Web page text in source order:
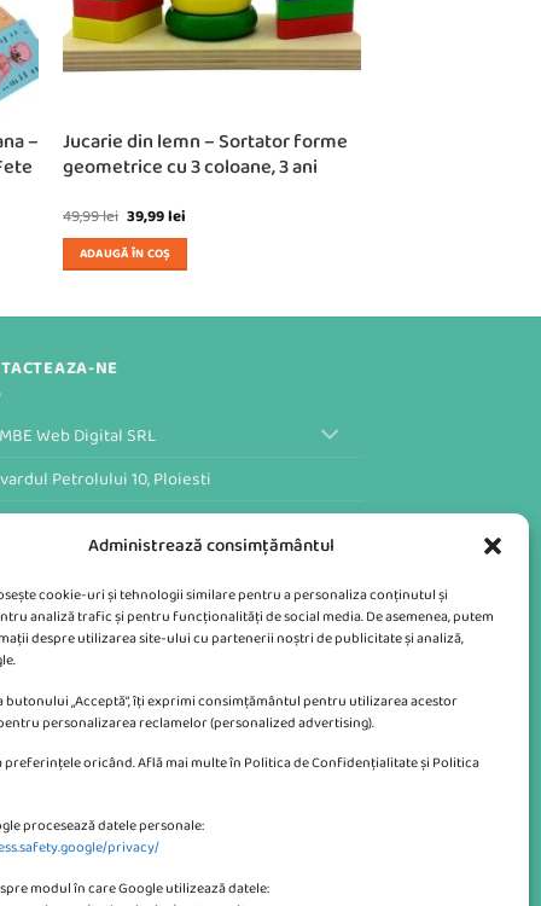
Administrează consimțământul
cookie-uri și tehnologii similare pentru a personaliza conținutul și
analiză trafic și pentru funcționalități de social media. De asemenea, putem
despre utilizarea site-ului cu partenerii noștri de publicitate și analiză,
butonului „Acceptă”, îți exprimi consimțământul pentru utilizarea acestor
personalizarea reclamelor (personalized advertising).
oricând. Află mai multe în Politica de Confidențialitate și Politica
procesează datele personale:
privacy/
modul în care Google utilizează datele:
–
Jucarie din lemn – Sortator forme
geometrice cu 3 coloane, 3 ani
49,99lei Prețul
inițial
a
fost:
49,99 lei.
39,99leiPrețul
39,99 lei.
ADAUGĂ ÎN COȘ
NE
Web Digital SRL
Petrolului 10, Ploiesti
de Contact al Magazinului